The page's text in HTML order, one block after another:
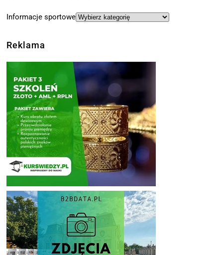
Informacje sportowe
Reklama